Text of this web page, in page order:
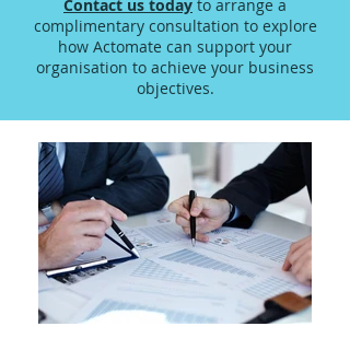
Contact us today to arrange a
complimentary consultation to explore
how Actomate can support your
organisation to achieve your business
objectives.